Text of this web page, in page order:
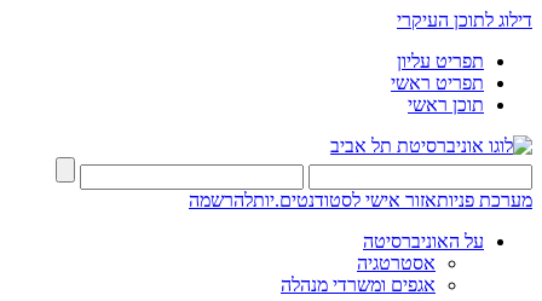
דילוג לתוכן העיקרי
תפריט עליון
תפריט ראשי
תוכן ראשי
מערכת פניותאזור אישי לסטודנטים.יותלהרשמה
על האוניברסיטה
אסטרטגיה
אגפים ומשרדי מנהלה